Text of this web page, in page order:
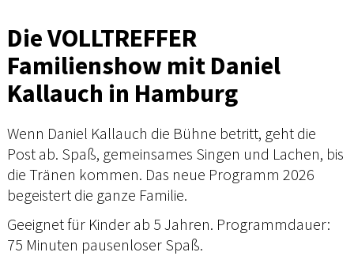
Die VOLLTREFFER
Familienshow mit Daniel
Kallauch in Hamburg
Wenn Daniel Kallauch die Bühne betritt, geht die
Post ab. Spaß, gemeinsames Singen und Lachen, bis
die Tränen kommen. Das neue Programm 2026
begeistert die ganze Familie.
Geeignet für Kinder ab 5 Jahren. Programmdauer:
75 Minuten pausenloser Spaß.